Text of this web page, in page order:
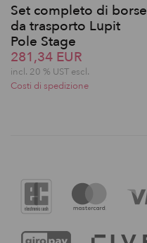
Set completo di borse
da trasporto Lupit
Pole Stage
281,34 EUR
incl. 20 % UST escl.
Costi di spedizione